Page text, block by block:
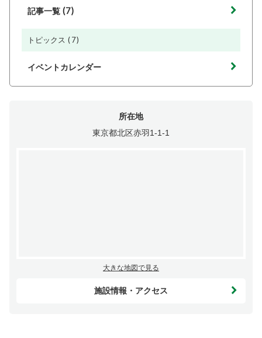
記事一覧 (7)
トピックス (7)
イベントカレンダー
所在地
東京都北区赤羽1-1-1
大きな地図で見る
施設情報・アクセス